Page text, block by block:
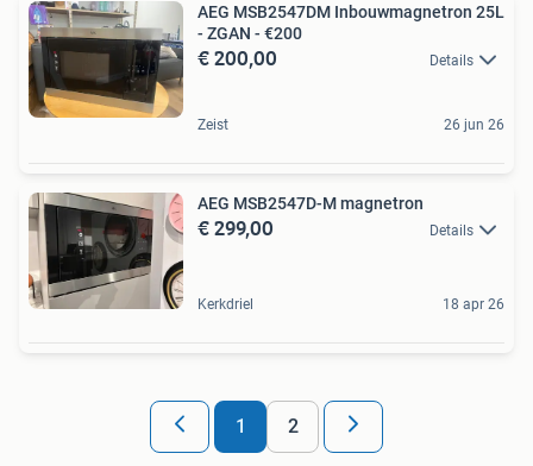
AEG MSB2547DM Inbouwmagnetron 25L
- ZGAN - €200
€ 200,00 Details
Zeist 26 jun 26
AEG MSB2547D-M magnetron
€ 299,00 Details
Kerkdriel 18 apr 26
1 2